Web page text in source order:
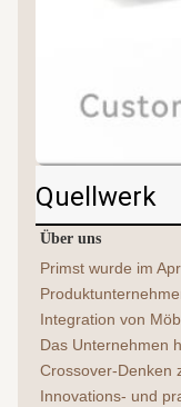
Quellwerk
Über uns
Primst wurde im
Integration von
Das Unternehmen
Crossover-Denken
Innovations- und